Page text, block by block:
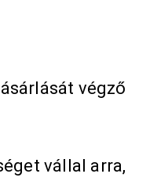
végző
vállal arra,